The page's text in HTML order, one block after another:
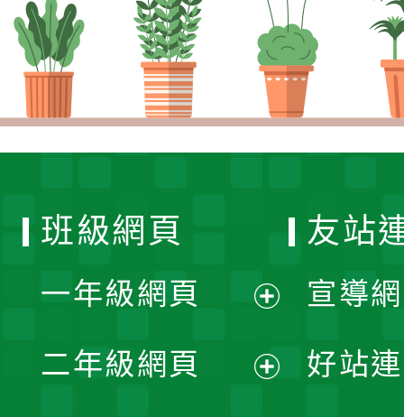
班級網頁
一年級網頁
開
二年級網頁
友站
宣導
好站